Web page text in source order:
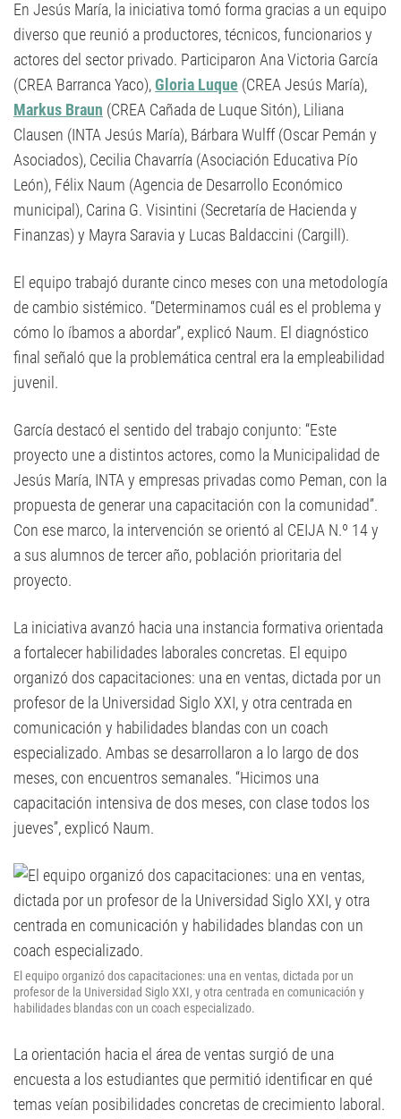
En Jesús María, la iniciativa tomó forma gracias a un equipo
diverso que reunió a productores, técnicos, funcionarios y
actores del sector privado. Participaron Ana Victoria García
(CREA Barranca Yaco),Gloria Luque (CREA Jesús María),
Markus Braun (CREA Cañada de Luque Sitón), Liliana
Clausen (INTA Jesús María), Bárbara Wulff (Oscar Pemán y
Asociados), Cecilia Chavarría (Asociación Educativa Pío
León), Félix Naum (Agencia de Desarrollo Económico
municipal), Carina G. Visintini (Secretaría de Hacienda y
Finanzas) y Mayra Saravia y Lucas Baldaccini (Cargill).
El equipo trabajó durante cinco meses con una metodología
de cambio sistémico. “Determinamos cuál es el problema y
cómo lo íbamos a abordar”, explicó Naum. El diagnóstico
final señaló que la problemática central era la empleabilidad
juvenil.
García destacó el sentido del trabajo conjunto: “Este
proyecto une a distintos actores, como la Municipalidad de
Jesús María, INTA y empresas privadas como Peman, con la
propuesta de generar una capacitación con la comunidad”.
Con ese marco, la intervención se orientó al CEIJA N.º 14 y
a sus alumnos de tercer año, población prioritaria del
proyecto.
La iniciativa avanzó hacia una instancia formativa orientada
a fortalecer habilidades laborales concretas. El equipo
organizó dos capacitaciones: una en ventas, dictada por un
profesor de la Universidad Siglo XXI, y otra centrada en
comunicación y habilidades blandas con un coach
especializado. Ambas se desarrollaron a lo largo de dos
meses, con encuentros semanales. “Hicimos una
capacitación intensiva de dos meses, con clase todos los
jueves”, explicó Naum.
El equipo organizó dos capacitaciones: una en ventas, dictada por un
profesor de la Universidad Siglo XXI, y otra centrada en comunicación y
habilidades blandas con un coach especializado.
La orientación hacia el área de ventas surgió de una
encuesta a los estudiantes que permitió identificar en qué
temas veían posibilidades concretas de crecimiento laboral.